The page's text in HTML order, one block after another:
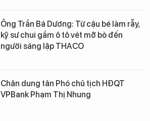
Ông Trần Bá Dương: Từ cậu bé làm rẫy,
kỹ sư chui gầm ô tô vét mỡ bò đến
người sáng lập THACO
Chân dung tân Phó chủ tịch HĐQT
VPBank Phạm Thị Nhung